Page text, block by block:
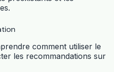
comment utiliser le
les recommandations sur